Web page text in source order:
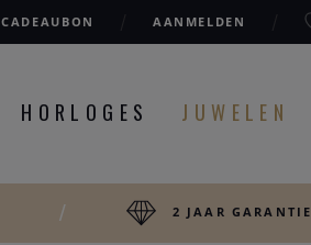
CADEAUBON AANMELDEN
HORLOGES JUWELEN
2 JAAR GARANTIE